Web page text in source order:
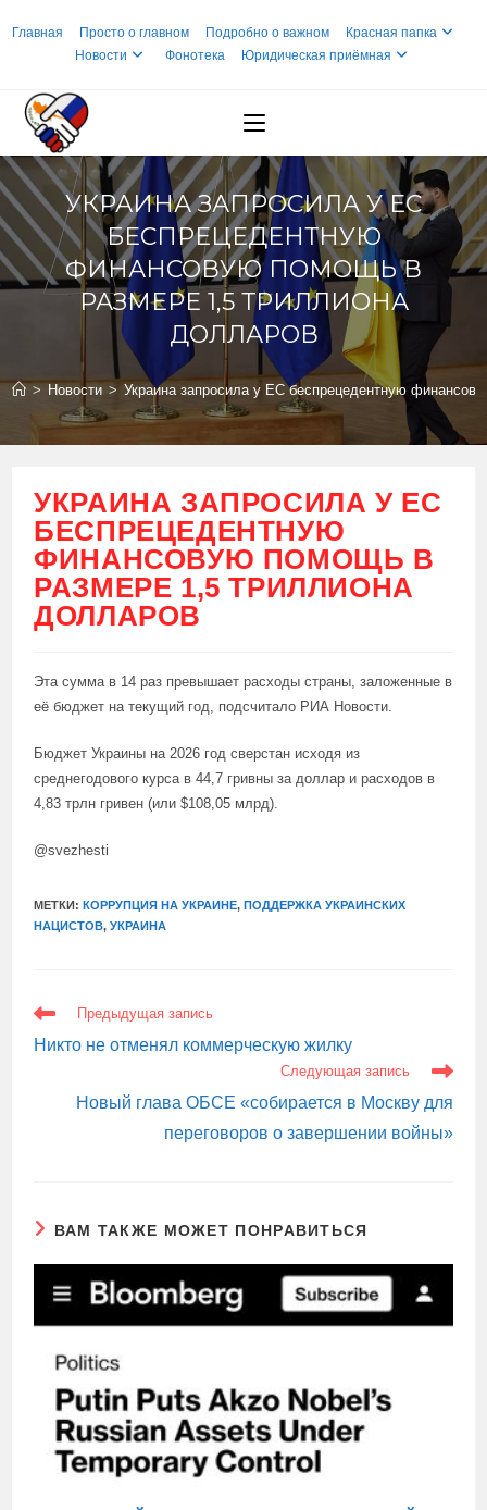
Главная Просто о главном Подробно о важном
Красная папка
Новости
Фонотека Юридическая приёмная
УКРАИНА ЗАПРОСИЛА У ЕС
БЕСПРЕЦЕДЕНТНУЮ
ФИНАНСОВУЮ ПОМОЩЬ В
РАЗМЕРЕ 1,5 ТРИЛЛИОНА
ДОЛЛАРОВ
> Новости > Украина запросила у ЕС беспрецедентную
УКРАИНА ЗАПРОСИЛА У ЕС
БЕСПРЕЦЕДЕНТНУЮ
ФИНАНСОВУЮ ПОМОЩЬ В
РАЗМЕРЕ 1,5 ТРИЛЛИОНА
ДОЛЛАРОВ
Эта сумма в 14 раз превышает расходы страны, заложенные в
её бюджет на текущий год, подсчитало РИА Новости.
Бюджет Украины на 2026 год сверстан исходя из
среднегодового курса в 44,7 гривны за доллар и расходов в
4,83 трлн гривен (или $108,05 млрд).
@svezhesti
МЕТКИ:КОРРУПЦИЯ НА УКРАИНЕ, ПОДДЕРЖКА УКРАИНСКИХ
НАЦИСТОВ, УКРАИНА
ЕЩЕ
СТАТЬИ
Предыдущая запись
Никто не отменял коммерческую жилку
Следующая запись
Новый глава ОБСЕ «собирается в Москву для
переговоров о завершении войны»
ВАМ ТАКЖЕ МОЖЕТ ПОНРАВИТЬСЯ